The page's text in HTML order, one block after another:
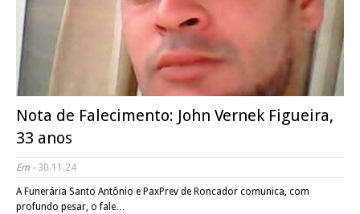
Nota de Falecimento: John Vernek Figueira,
33 anos
Em - 30.11.24
A Funerária Santo Antônio e PaxPrev de Roncador comunica, com
profundo pesar, o fale…